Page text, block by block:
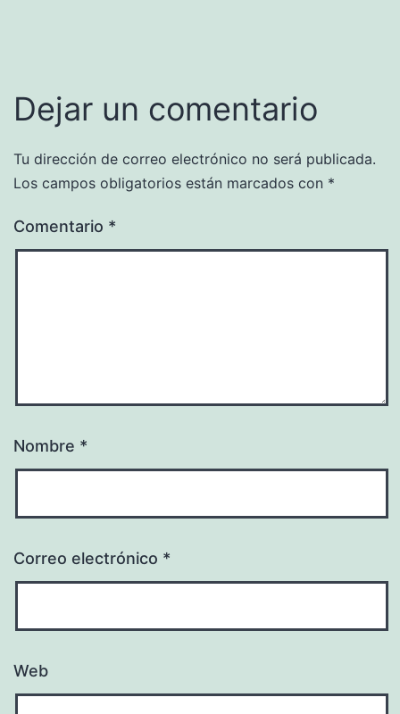
Dejar un comentario
Tu dirección de correo electrónico no será publicada.
Los campos obligatorios están marcados con *
Comentario *
Nombre *
Correo electrónico *
Web